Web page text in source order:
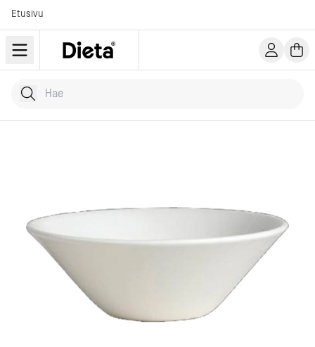
Etusivu
Hae tuotteita
Kirjoita hakusana...